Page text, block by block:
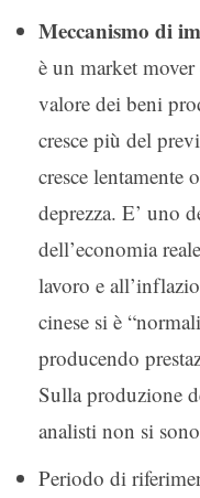
Meccanismo di
è un market
valore dei beni
cresce più del
cresce lentamente
deprezza. E’ uno
dell’economia
lavoro e
cinese si è
producendo
Sulla produzione
analisti non si
Periodo di